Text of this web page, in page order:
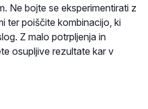
Ne bojte se eksperimentirati z
ter poiščite kombinacijo, ki
Z malo potrpljenja in
osupljive rezultate kar v